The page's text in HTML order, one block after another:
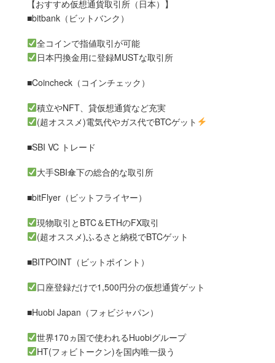
【おすすめ仮想通貨取引所（日本）】
■bitbank（ビットバンク）
全コインで指値取引が可能
日本円換金用に登録MUSTな取引所
■Coincheck（コインチェック）
積立やNFT、貸仮想通貨など充実
(超オススメ)電気代やガス代でBTCゲット
■SBI VC トレード
大手SBI傘下の総合的な取引所
■bitFlyer（ビットフライヤー）
現物取引とBTC＆ETHのFX取引
(超オススメ)ふるさと納税でBTCゲット
■BITPOINT（ビットポイント）
口座登録だけで1,500円分の仮想通貨ゲット
■Huobi Japan（フォビジャパン）
世界170ヵ国で使われるHuobiグループ
HT(フォビトークン)を国内唯一扱う